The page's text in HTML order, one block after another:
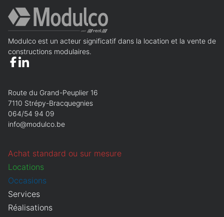
Modulco est un acteur significatif dans la location et la vente de
constructions modulaires.
Route du Grand-Peuplier 16
7110 Strépy-Bracquegnies
064/54 94 09
info@modulco.be
Achat standard ou sur mesure
Locations
Occasions
Services
Réalisations